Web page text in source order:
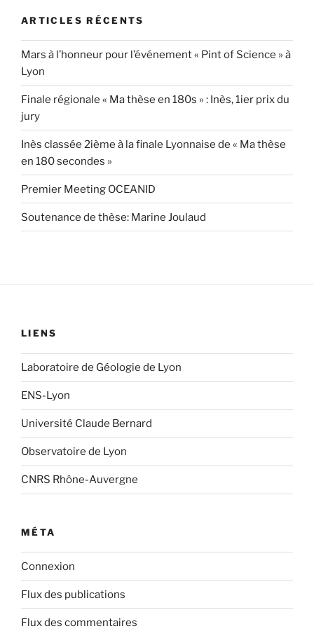
ARTICLES RÉCENTS
Mars à l’honneur pour l’événement « Pint of Science » à
Lyon
Finale régionale « Ma thèse en 180s » : Inès, 1ier prix du
jury
Inès classée 2ième à la finale Lyonnaise de « Ma thèse
en 180 secondes »
Premier Meeting OCEANID
Soutenance de thèse: Marine Joulaud
LIENS
Laboratoire de Géologie de Lyon
ENS-Lyon
Université Claude Bernard
Observatoire de Lyon
CNRS Rhône-Auvergne
MÉTA
Connexion
Flux des publications
Flux des commentaires